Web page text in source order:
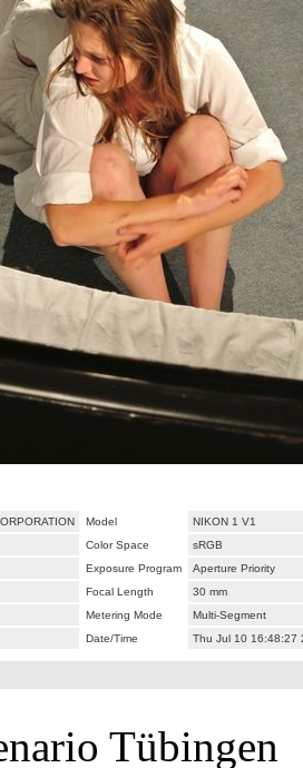
Model
NIKON 1 V1
Color Space
sRGB
Exposure Program
Aperture Priority
Focal Length
30 mm
Metering Mode
Multi-Segment
Date/Time Thu Jul 10 16:48:27
Tübingen